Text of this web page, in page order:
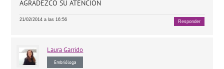
AGRADEZCO SU ATENCIÓN
21/02/2014 a las 16:56 Responder
Laura Garrido
Embrióloga